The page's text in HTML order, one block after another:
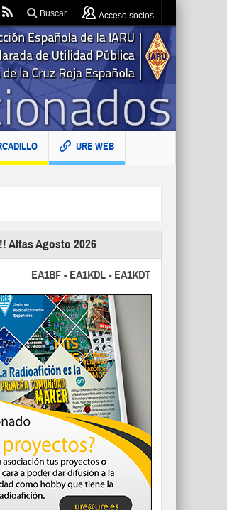
Buscar Acceso socios
URE WEB
Altas Agosto 2026
EA1BF - EA1KDL - EA1KDT - EA2FBJ - EA2FJU